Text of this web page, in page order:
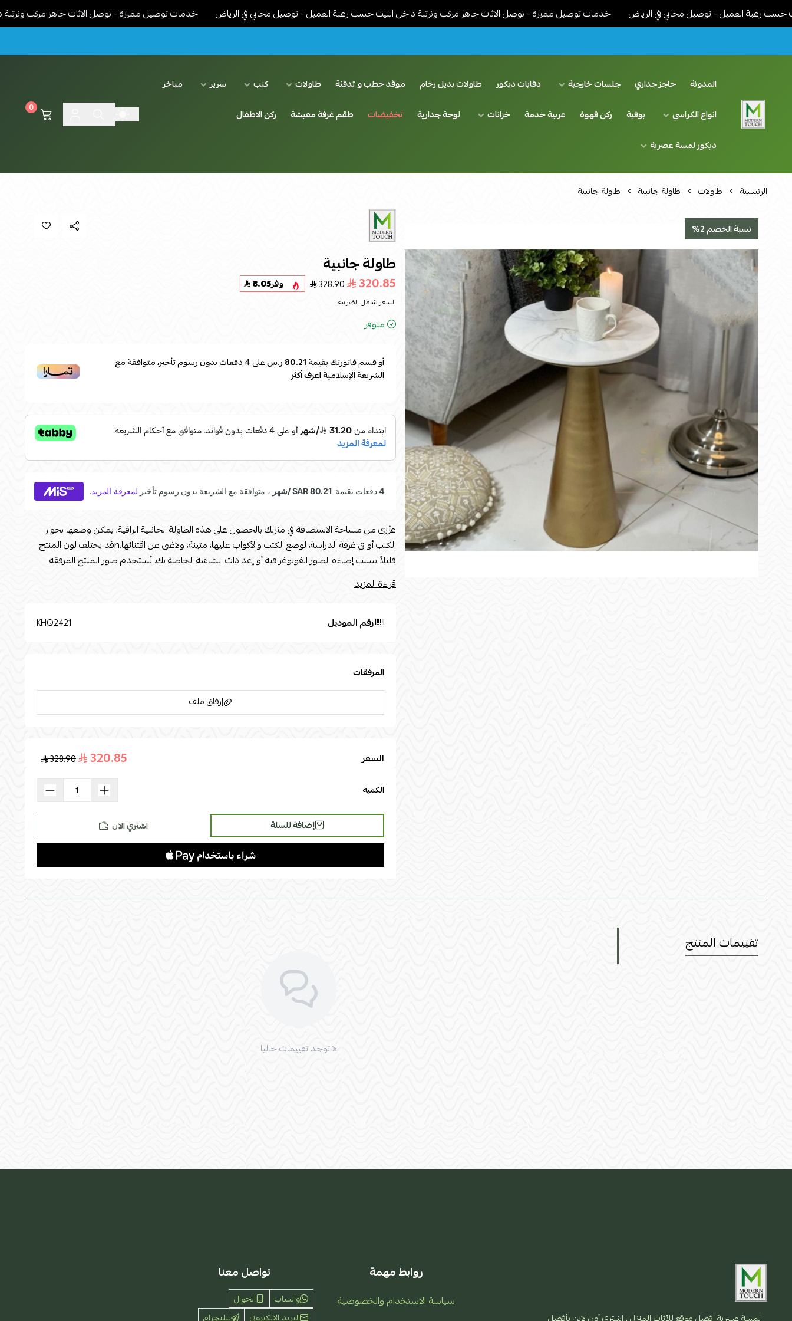
العميل - توصيل مجاني في الرياض خدمات توصيل مميزة - نوصل الاثاث جاهز مركب ونرتبة داخل البيت حسب رغبة العميل - توصيل مجاني في الرياض خدمات توصيل مميزة - نوصل الاثاث جاهز مركب ونرتبة داخل
اثاث مودرن لمسة عصرية
المدونة حاجز جداري جلسات خارجية دفايات ديكور طاولات بديل رخام موقد حطب و تدفئة طاولات كنب سرير
مباخر
انواع الكراسي
بوفية ركن قهوة عربية خدمة خزانات لوحة جدارية تخفيضات طقم غرفة معيشة
ركن الاطفال
ديكور لمسة عصرية
0
الرئيسية طاولات طاولة جانبية طاولة جانبية
نسبة الخصم 2%
طاولة جانبية
320.85
328.90 وفر8.05
السعر شامل الضريبة
متوفر
أو قسم فاتورتك بقيمة80.21 ر.س على4دفعات بدون رسوم تأخير، متوافقة مع
الشريعة الإسلاميةاعرف أكثر
عزّزي من مساحة الاستضافة في منزلك بالحصول على هذه الطاولة الجانبية الراقية، يمكن وضعها بجوار
الكنب أو في غرفة الدراسة، لوضع الكتب والأكواب عليها، متينة، ولاغنى عن اقتنائها.nقد يختلف لون المنتج
قليلاً بسبب إضاءة الصور الفوتوغرافية أو إعدادات الشاشة الخاصة بك. تُستخدم صور المنتج المرفقة
قراءة المزيد
رقم الموديل KHQ2421
المرفقات
إرفاق ملف
السعر 320.85
328.90
الكمية
إضافة للسلة اشتري الآن
تقييمات المنتج
لا توجد تقييمات حاليا
روابط مهمة
سياسة الاستخدام والخصوصية
تواصل معنا
واتساب
الجوال
البريد الإلكتروني
تيليجرام